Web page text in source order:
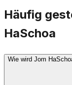
Häufig
HaSchoa
Wie wird Jom